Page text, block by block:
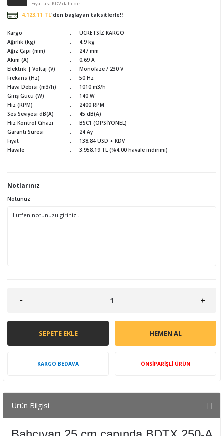
Fiyatlara KDV dahildir.
4.123,11 TL'den başlayan taksitlerle!!
Kargo
ÜCRETSİZ KARGO
Ağırlık (kg)
4,9 kg
Ağız Çapı (mm)
247 mm
Akım (A)
0,69 A
Elektrik | Voltaj (V)
Monofaze / 230 V
Frekans (Hz)
50 Hz
Hava Debisi (m3/h)
1010 m3/h
Giriş Gücü (W)
140 W
Hız (RPM)
2400 RPM
Ses Seviyesi dB(A)
45 dB(A)
Hız Kontrol Cihazı
BSC1 (OPSİYONEL)
Garanti Süresi
24 Ay
Fiyat
138,84 USD + KDV
Havale
3.958,19 TL (%4,00 havale indirimi)
Notlarınız
Notunuz
SEPETE EKLE HEMEN AL
KARGO BEDAVA ÖNSİPARİŞLİ ÜRÜN
Ürün Bilgisi